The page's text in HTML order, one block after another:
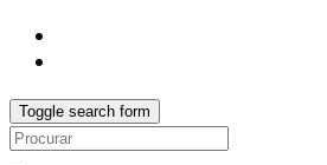
Toggle search form
Search